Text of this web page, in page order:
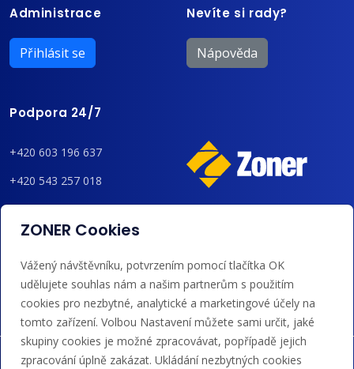
Administrace
Přihlásit se
Nevíte si rady?
Nápověda
Podpora 24/7
+420 603 196 637
+420 543 257 018
admin@regzone.cz
bankovním převodem a kreditem.
ZONER Cookies
Vážený návštěvníku, potvrzením pomocí tlačítka OK
udělujete souhlas nám a našim partnerům s použitím
cookies pro nezbytné, analytické a marketingové účely na
tomto zařízení. Volbou Nastavení můžete sami určit, jaké
skupiny cookies je možné zpracovávat, popřípadě jejich
zpracování úplně zakázat. Ukládání nezbytných cookies